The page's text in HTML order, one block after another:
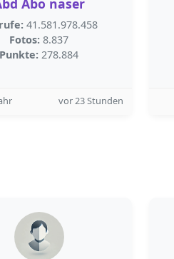
Abo naser
41.581.978.458
Fotos: 8.837
Punkte: 278.884
vor 23 Stunden